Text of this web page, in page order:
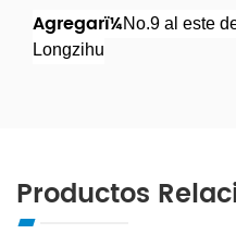
Agregarï¼No.9 al este
Longzihu
Productos